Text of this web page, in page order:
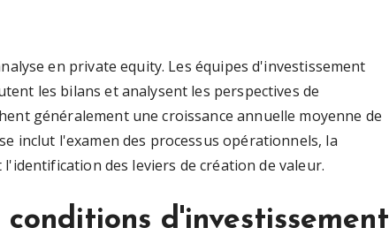
en private equity. Les équipes d'investissement
les bilans et analysent les perspectives de
généralement une croissance annuelle moyenne de
inclut l'examen des processus opérationnels, la
des leviers de création de valeur.
d'investissement